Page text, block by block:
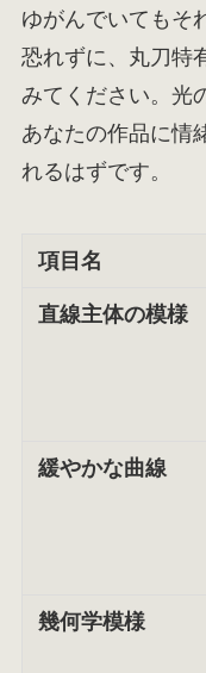
ゆがんでいてもそ
恐れずに、丸刀特
みてください。光
あなたの作品に情
れるはずです。
項目名
直線主体の模様
緩やかな曲線
幾何学模様